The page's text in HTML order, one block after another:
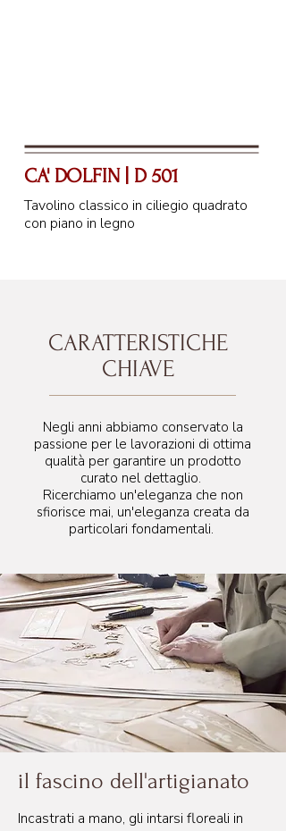
CA' DOLFIN | D 501
Tavolino classico in ciliegio quadrato
con piano in legno
CARATTERISTICHE
CHIAVE
Negli anni abbiamo conservato la
passione per le lavorazioni di ottima
qualità per garantire un prodotto
curato nel dettaglio.
Ricerchiamo un'eleganza che non
sfiorisce mai, un'eleganza creata da
particolari fondamentali.
il fascino dell'artigianato
Incastrati a mano, gli intarsi floreali in